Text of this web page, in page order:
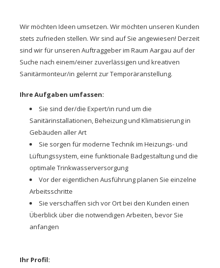
Wir möchten Ideen umsetzen. Wir möchten unseren Kunden
stets zufrieden stellen. Wir sind auf Sie angewiesen! Derzeit
sind wir für unseren Auftraggeber im Raum Aargau auf der
Suche nach einem/einer zuverlässigen und kreativen
Sanitärmonteur/in gelernt zur Temporäranstellung.
Ihre Aufgaben umfassen:
Sie sind der/die Expert/in rund um die
Sanitärinstallationen, Beheizung und Klimatisierung in
Gebäuden aller Art
Sie sorgen für moderne Technik im Heizungs- und
Lüftungssystem, eine funktionale Badgestaltung und die
optimale Trinkwasserversorgung
Vor der eigentlichen Ausführung planen Sie einzelne
Arbeitsschritte
Sie verschaffen sich vor Ort bei den Kunden einen
Überblick über die notwendigen Arbeiten, bevor Sie
anfangen
Ihr Profil: